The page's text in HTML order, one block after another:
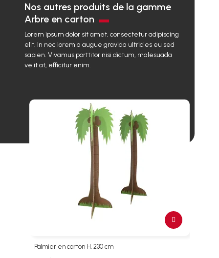
Nos autres produits de la gamme
Arbre en carton
Lorem ipsum dolor sit amet, consectetur adipiscing
elit. In nec lorem a augue gravida ultricies eu sed
sapien. Vivamus porttitor nisi dictum, malesuada
velit at, efficitur enim.
Palmier en carton H. 230 cm